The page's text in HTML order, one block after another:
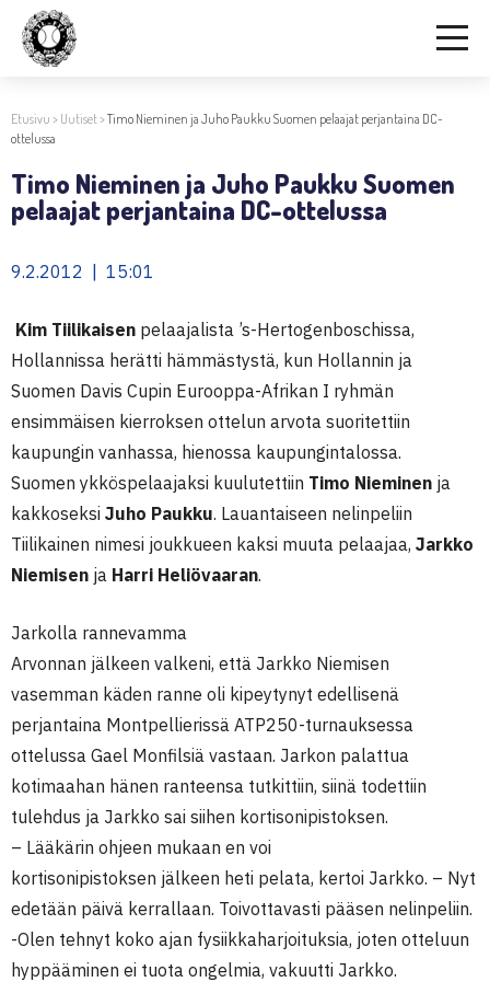
Etusivu > Uutiset>Timo Nieminen ja Juho Paukku Suomen pelaajat perjantaina DC-
ottelussa
Timo Nieminen ja Juho Paukku Suomen
pelaajat perjantaina DC-ottelussa
9.2.2012 | 15:01
Kim Tiilikaisen pelaajalista ’s-Hertogenboschissa,
Hollannissa herätti hämmästystä, kun Hollannin ja
Suomen Davis Cupin Eurooppa-Afrikan I ryhmän
ensimmäisen kierroksen ottelun arvota suoritettiin
kaupungin vanhassa, hienossa kaupungintalossa.
Suomen ykköspelaajaksi kuulutettiin Timo Nieminen ja
kakkoseksi Juho Paukku. Lauantaiseen nelinpeliin
Tiilikainen nimesi joukkueen kaksi muuta pelaajaa, Jarkko
Niemisen ja Harri Heliövaaran.
Jarkolla rannevamma
Arvonnan jälkeen valkeni, että Jarkko Niemisen
vasemman käden ranne oli kipeytynyt edellisenä
perjantaina Montpellierissä ATP250-turnauksessa
ottelussa Gael Monfilsiä vastaan. Jarkon palattua
kotimaahan hänen ranteensa tutkittiin, siinä todettiin
tulehdus ja Jarkko sai siihen kortisonipistoksen.
– Lääkärin ohjeen mukaan en voi
kortisonipistoksen jälkeen heti pelata, kertoi Jarkko. – Nyt
edetään päivä kerrallaan. Toivottavasti pääsen nelinpeliin.
-Olen tehnyt koko ajan fysiikkaharjoituksia, joten otteluun
hyppääminen ei tuota ongelmia, vakuutti Jarkko.